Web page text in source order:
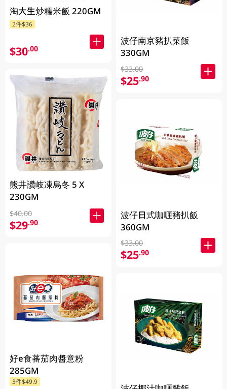
淘大生炒糯米飯 220GM
2件$36
$30.00
熊井讚岐凍烏冬 5 X
230GM
$40.00
$29.90
好e食蕃茄肉醬意粉
285GM
3件$49.9
波仔南京豬扒菜飯
330GM
$33.00
$25.90
波仔日式咖喱豬扒飯
360GM
$33.00
$25.90